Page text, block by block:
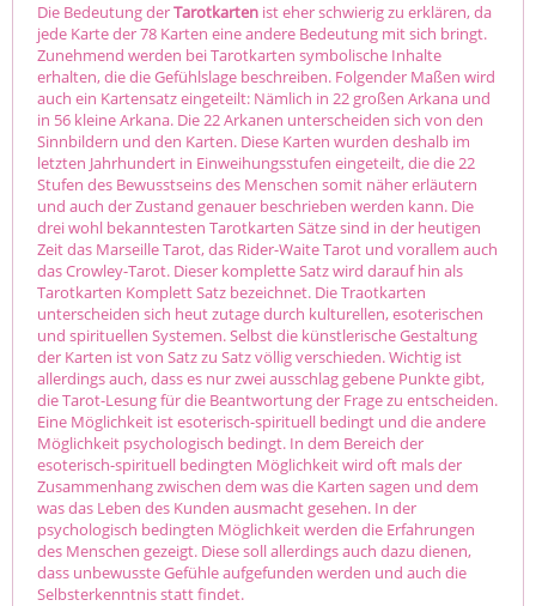
Die Bedeutung derTarotkarten ist eher schwierig zu erklären, da
jede Karte der 78 Karten eine andere Bedeutung mit sich bringt.
Zunehmend werden bei Tarotkarten symbolische Inhalte
erhalten, die die Gefühlslage beschreiben. Folgender Maßen wird
auch ein Kartensatz eingeteilt: Nämlich in 22 großen Arkana und
in 56 kleine Arkana. Die 22 Arkanen unterscheiden sich von den
Sinnbildern und den Karten. Diese Karten wurden deshalb im
letzten Jahrhundert in Einweihungsstufen eingeteilt, die die 22
Stufen des Bewusstseins des Menschen somit näher erläutern
und auch der Zustand genauer beschrieben werden kann. Die
drei wohl bekanntesten Tarotkarten Sätze sind in der heutigen
Zeit das Marseille Tarot, das Rider-Waite Tarot und vorallem auch
das Crowley-Tarot. Dieser komplette Satz wird darauf hin als
Tarotkarten Komplett Satz bezeichnet. Die Traotkarten
unterscheiden sich heut zutage durch kulturellen, esoterischen
und spirituellen Systemen. Selbst die künstlerische Gestaltung
der Karten ist von Satz zu Satz völlig verschieden. Wichtig ist
allerdings auch, dass es nur zwei ausschlag gebene Punkte gibt,
die Tarot-Lesung für die Beantwortung der Frage zu entscheiden.
Eine Möglichkeit ist esoterisch-spirituell bedingt und die andere
Möglichkeit psychologisch bedingt. In dem Bereich der
esoterisch-spirituell bedingten Möglichkeit wird oft mals der
Zusammenhang zwischen dem was die Karten sagen und dem
was das Leben des Kunden ausmacht gesehen. In der
psychologisch bedingten Möglichkeit werden die Erfahrungen
des Menschen gezeigt. Diese soll allerdings auch dazu dienen,
dass unbewusste Gefühle aufgefunden werden und auch die
Selbsterkenntnis statt findet.